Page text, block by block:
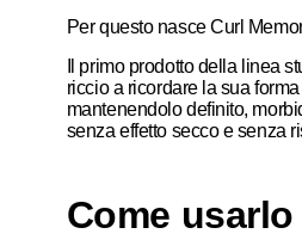
Per questo nasce Curl
Il primo prodotto della linea
riccio a ricordare la sua
mantenendolo definito,
senza effetto secco e senza
Come